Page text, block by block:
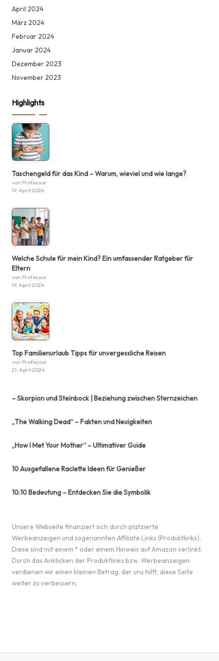
April 2024
März 2024
Februar 2024
Januar 2024
Dezember 2023
November 2023
Highlights
Taschengeld für das Kind – Warum, wieviel und wie lange?
von Professor
19. April 2024
Welche Schule für mein Kind? Ein umfassender Ratgeber für
Eltern
von Professor
19. April 2024
Top Familienurlaub Tipps für unvergessliche Reisen
von Professor
21. April 2024
– Skorpion und Steinbock | Beziehung zwischen Sternzeichen
„The Walking Dead“ – Fakten und Neuigkeiten
„How I Met Your Mother“ – Ultimativer Guide
10 Ausgefallene Raclette Ideen für Genießer
10:10 Bedeutung – Entdecken Sie die Symbolik
Unsere Webseite finanziert sich durch platzierte
Werbeanzeigen und sogenannten Affiliate Links (Produktlinks).
Diese sind mit einem * oder einem Hinweis auf Amazon verlinkt.
Durch das Anklicken der Produktlinks bzw. Werbeanzeigen
verdienen wir einen kleinen Betrag, der uns hilft, diese Seite
weiter zu verbessern.